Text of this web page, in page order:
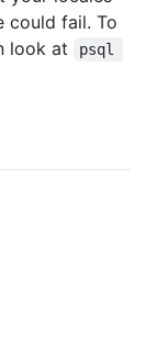
could fail. To
look at
psql